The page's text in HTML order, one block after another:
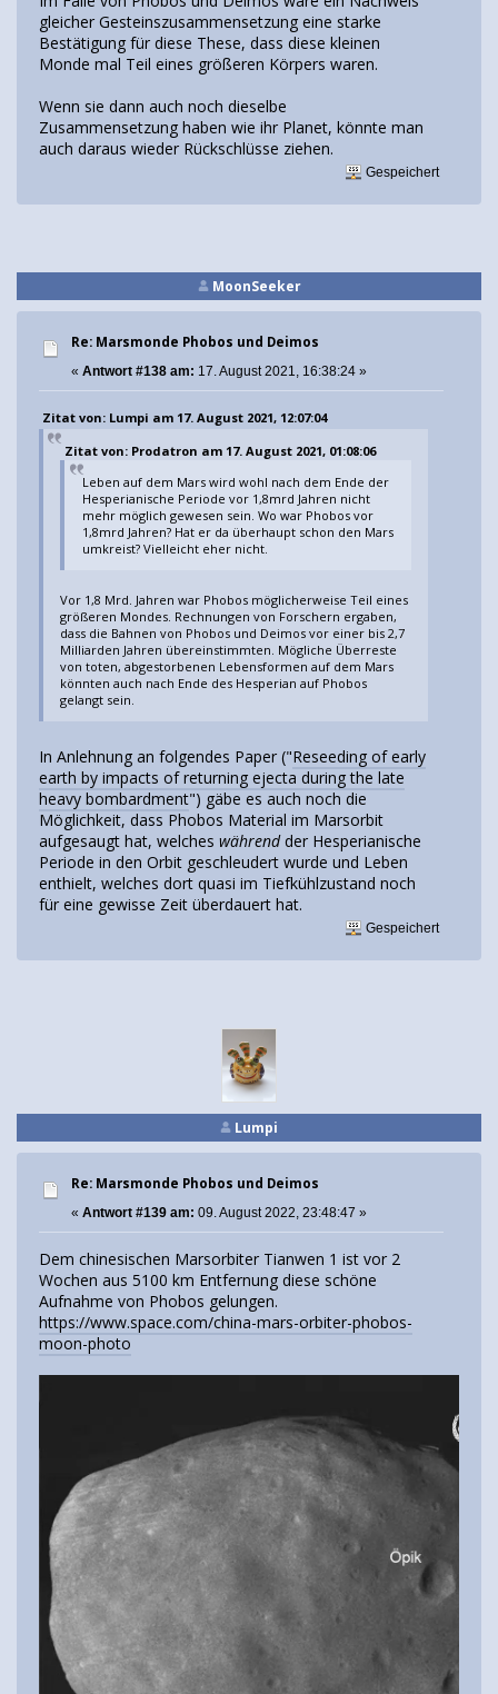
gleicher Gesteinszusammensetzung eine starke
Bestätigung für diese These, dass diese kleinen
Monde mal Teil eines größeren Körpers waren.
Wenn sie dann auch noch dieselbe
Zusammensetzung haben wie ihr Planet, könnte man
auch daraus wieder Rückschlüsse ziehen.
Gespeichert
MoonSeeker
Re: Marsmonde Phobos und Deimos
« Antwort #138 am: 17. August 2021, 16:38:24 »
Zitat von: Lumpi am 17. August 2021, 12:07:04
Zitat von: Prodatron am 17. August 2021, 01:08:06
Leben auf dem Mars wird wohl nach dem Ende der
Hesperianische Periode vor 1,8mrd Jahren nicht
mehr möglich gewesen sein. Wo war Phobos vor
1,8mrd Jahren? Hat er da überhaupt schon den Mars
umkreist? Vielleicht eher nicht.
Vor 1,8 Mrd. Jahren war Phobos möglicherweise Teil eines
größeren Mondes. Rechnungen von Forschern ergaben,
dass die Bahnen von Phobos und Deimos vor einer bis 2,7
Milliarden Jahren übereinstimmten. Mögliche Überreste
von toten, abgestorbenen Lebensformen auf dem Mars
könnten auch nach Ende des Hesperian auf Phobos
gelangt sein.
In Anlehnung an folgendes Paper ("Reseeding of early
earth by impacts of returning ejecta during the late
heavy bombardment") gäbe es auch noch die
Möglichkeit, dass Phobos Material im Marsorbit
aufgesaugt hat, welches währendder Hesperianische
Periode in den Orbit geschleudert wurde und Leben
enthielt, welches dort quasi im Tiefkühlzustand noch
für eine gewisse Zeit überdauert hat.
Gespeichert
Lumpi
Re: Marsmonde Phobos und Deimos
« Antwort #139 am: 09. August 2022, 23:48:47 »
Dem chinesischen Marsorbiter Tianwen 1 ist vor 2
Wochen aus 5100 km Entfernung diese schöne
Aufnahme von Phobos gelungen.
https://www.space.com/china-mars-orbiter-phobos-
moon-photo